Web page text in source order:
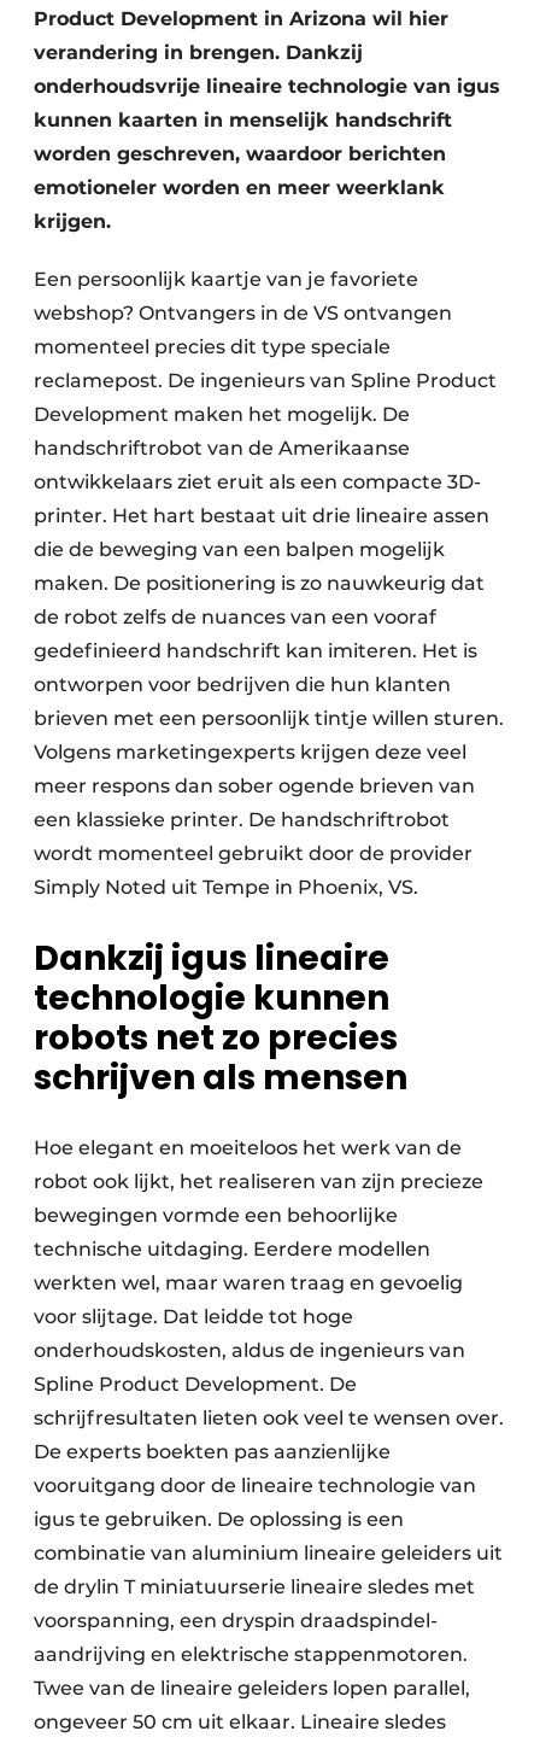
Product Development in Arizona wil hier
verandering in brengen. Dankzij
onderhoudsvrije lineaire technologie van igus
kunnen kaarten in menselijk handschrift
worden geschreven, waardoor berichten
emotioneler worden en meer weerklank
krijgen.
Een persoonlijk kaartje van je favoriete
webshop? Ontvangers in de VS ontvangen
momenteel precies dit type speciale
reclamepost. De ingenieurs van Spline Product
Development maken het mogelijk. De
handschriftrobot van de Amerikaanse
ontwikkelaars ziet eruit als een compacte 3D-
printer. Het hart bestaat uit drie lineaire assen
die de beweging van een balpen mogelijk
maken. De positionering is zo nauwkeurig dat
de robot zelfs de nuances van een vooraf
gedefinieerd handschrift kan imiteren. Het is
ontworpen voor bedrijven die hun klanten
brieven met een persoonlijk tintje willen sturen.
Volgens marketingexperts krijgen deze veel
meer respons dan sober ogende brieven van
een klassieke printer. De handschriftrobot
wordt momenteel gebruikt door de provider
Simply Noted uit Tempe in Phoenix, VS.
Dankzij igus lineaire
technologie kunnen
robots net zo precies
schrijven als mensen
Hoe elegant en moeiteloos het werk van de
robot ook lijkt, het realiseren van zijn precieze
bewegingen vormde een behoorlijke
technische uitdaging. Eerdere modellen
werkten wel, maar waren traag en gevoelig
voor slijtage. Dat leidde tot hoge
onderhoudskosten, aldus de ingenieurs van
Spline Product Development. De
schrijfresultaten lieten ook veel te wensen over.
De experts boekten pas aanzienlijke
vooruitgang door de lineaire technologie van
igus te gebruiken. De oplossing is een
combinatie van aluminium lineaire geleiders uit
de drylin T miniatuurserie lineaire sledes met
voorspanning, een dryspin draadspindel-
aandrijving en elektrische stappenmotoren.
Twee van de lineaire geleiders lopen parallel,
ongeveer 50 cm uit elkaar. Lineaire sledes